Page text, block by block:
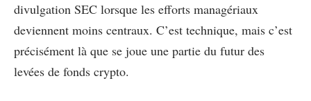
divulgation SEC lorsque les efforts managériaux
deviennent moins centraux. C’est technique, mais c’est
précisément là que se joue une partie du futur des
levées de fonds crypto.